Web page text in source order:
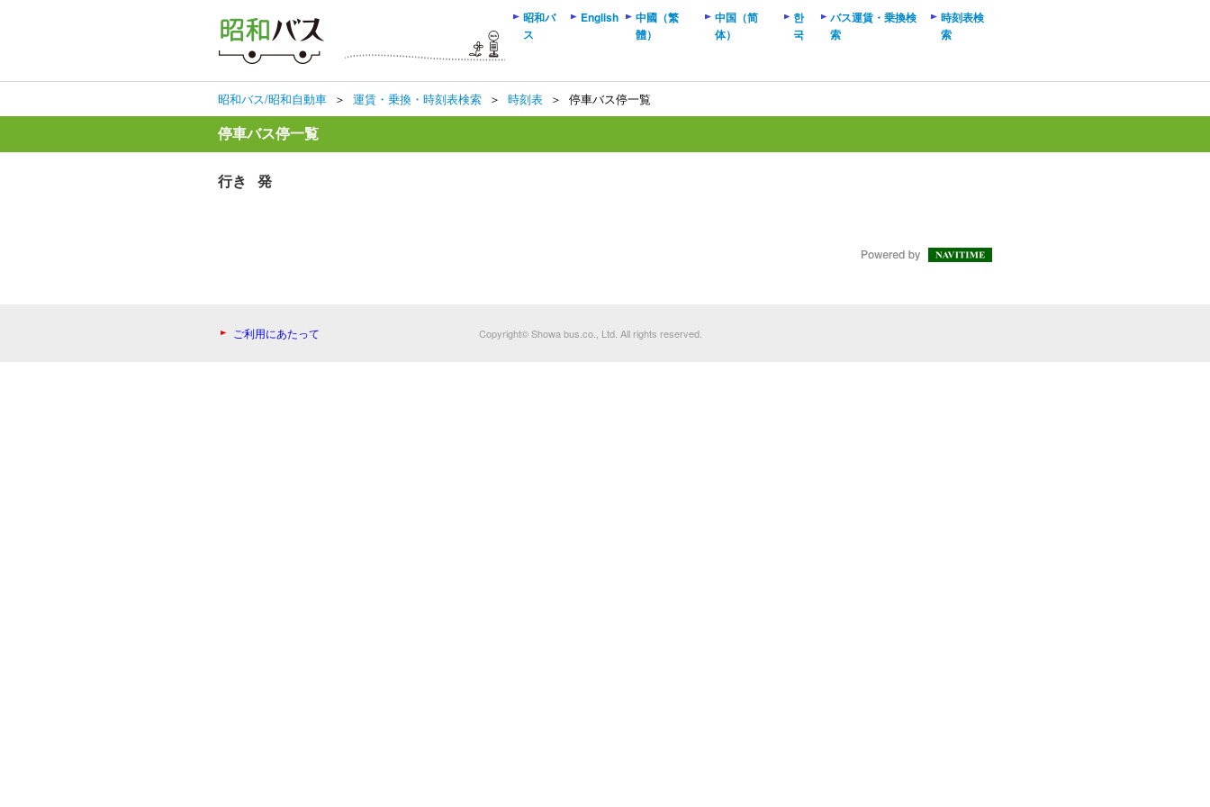
昭和バス/昭和自動車 ＞ 運賃・乗換・時刻表検索 ＞ 時刻表 ＞ 停車バス停一覧
停車バス停一覧
行き 発
昭和バ
ス
English
中國（繁
體）
中国（简
体）
한
국
バス運賃・乗換検
索
時刻表検
索
ご利用にあたって Copyright© Showa bus.co., Ltd. All rights reserved.